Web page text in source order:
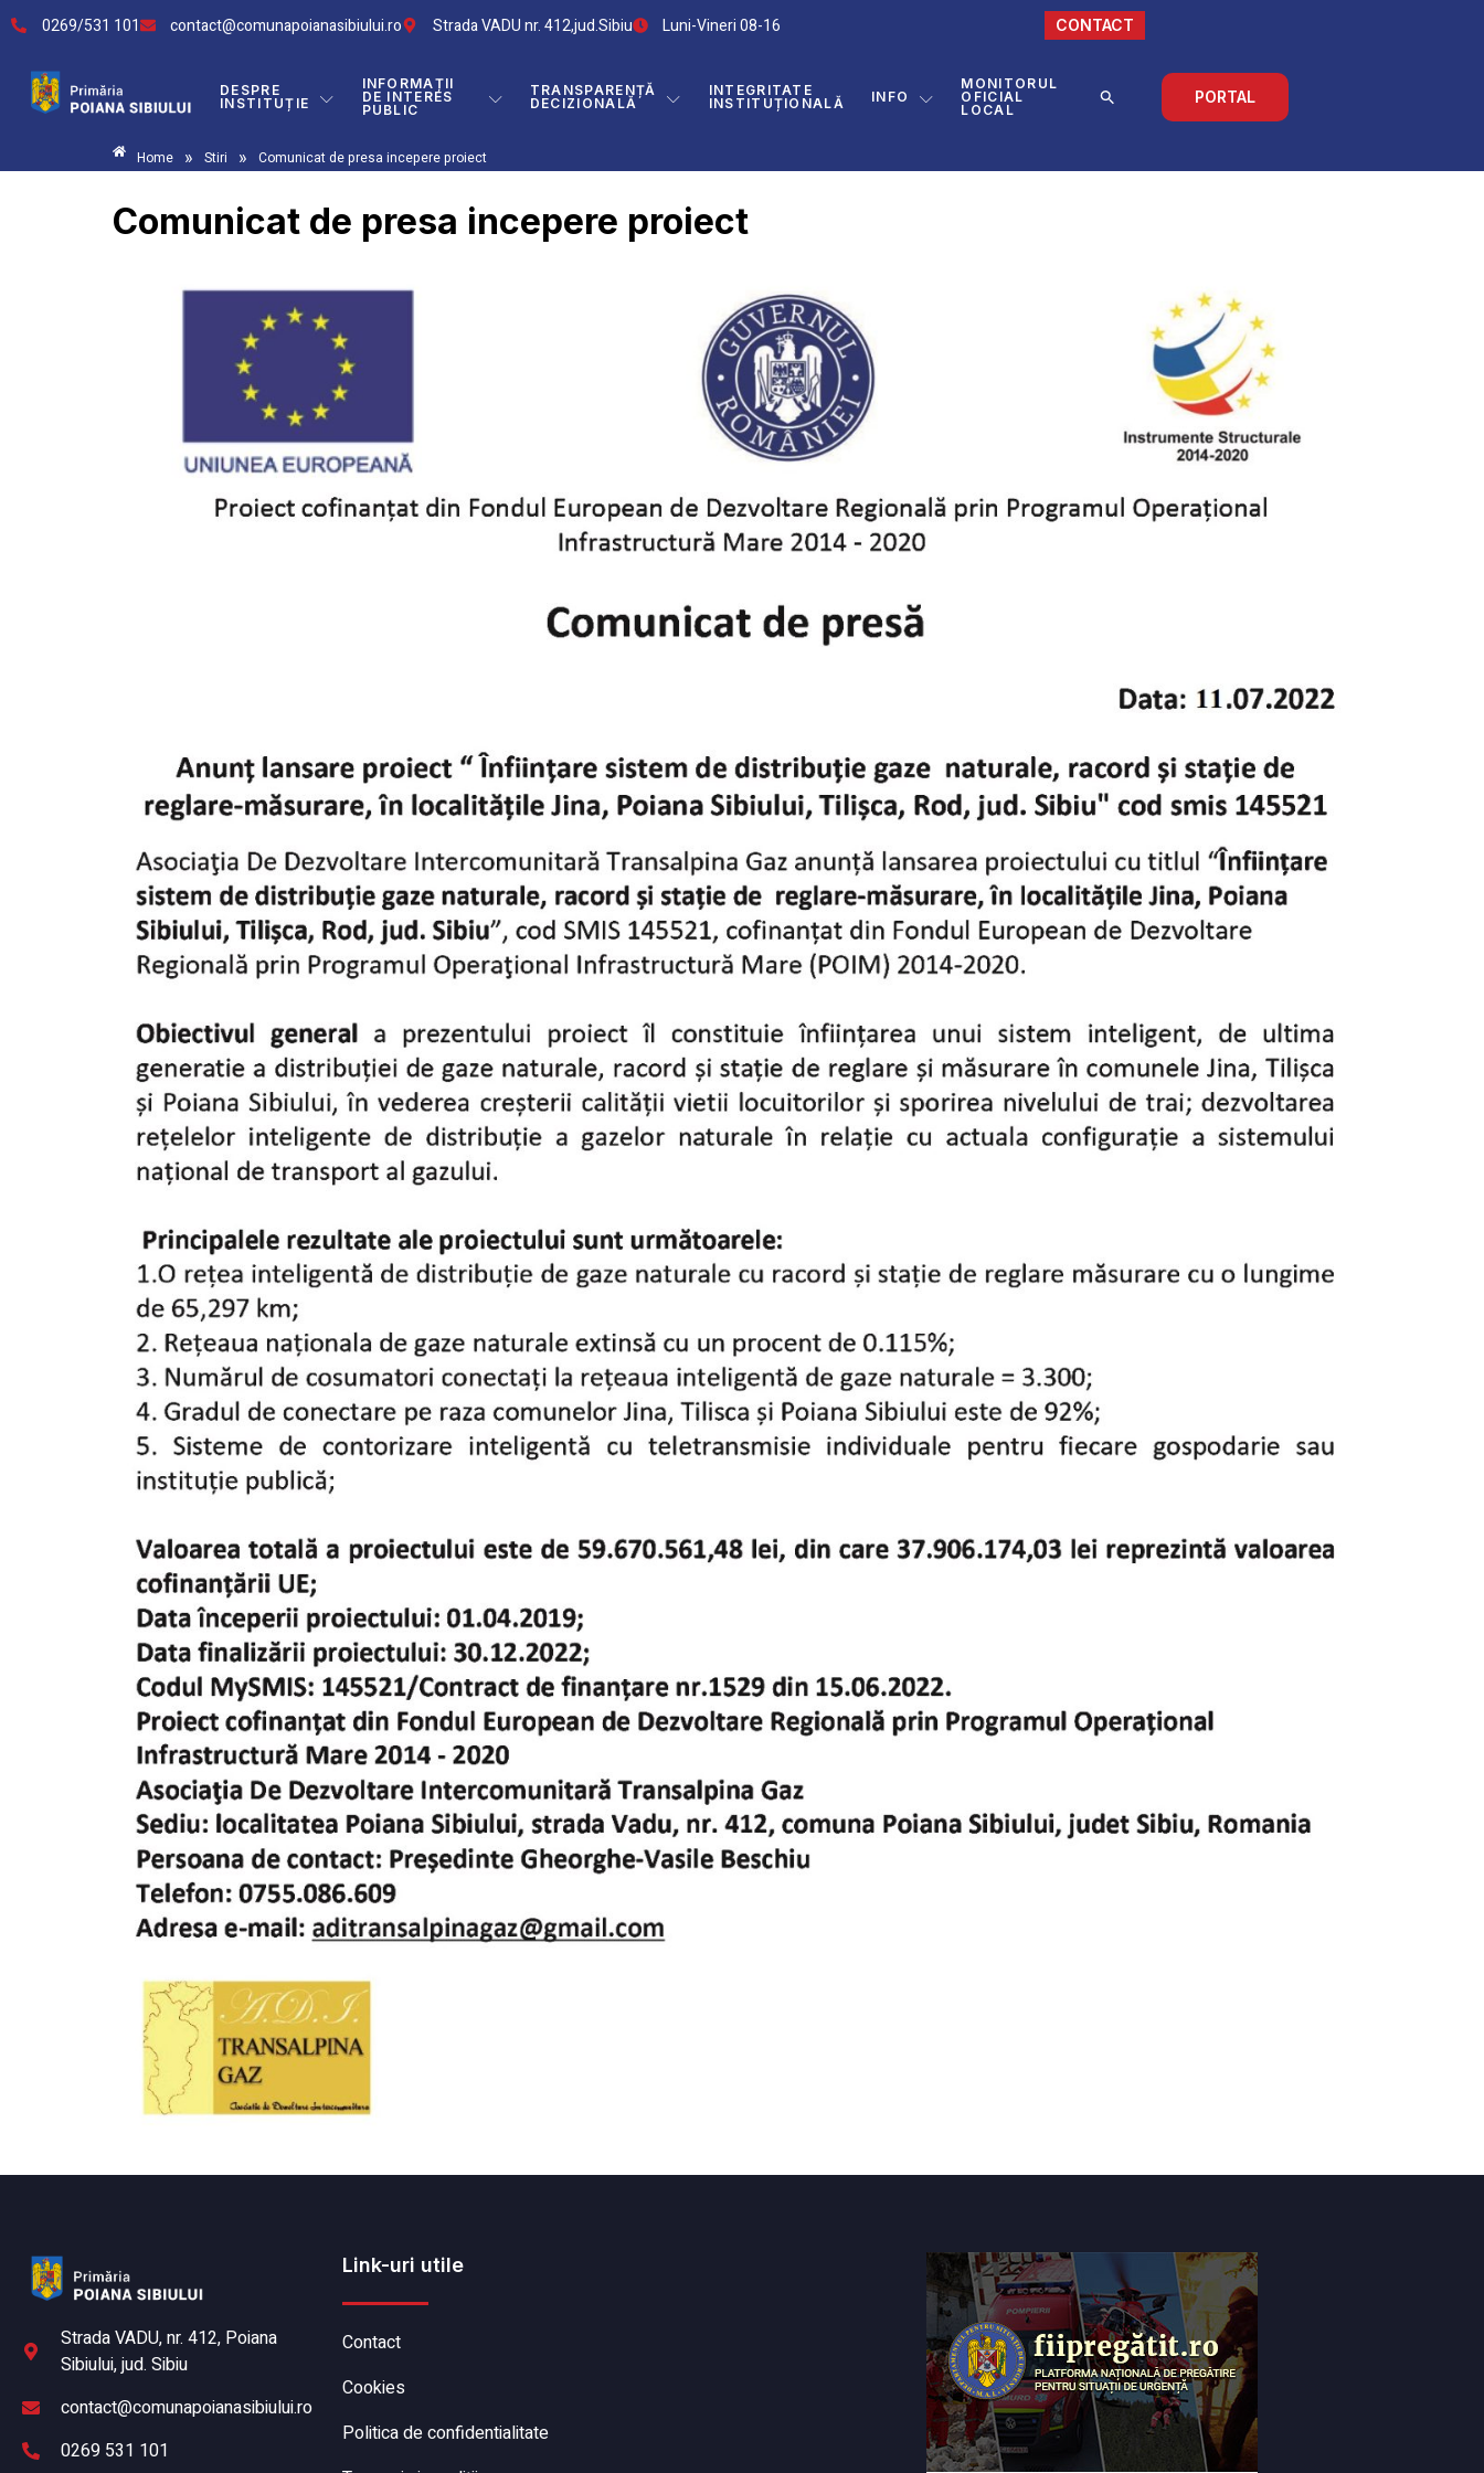
0269/531 101 contact@comunapoianasibiului.ro Strada VADU nr. 412,jud.Sibiu Luni-Vineri 08-16 CONTACT
DESPRE
INSTITUȚIE
INFORMAȚII
DE INTERES
PUBLIC
TRANSPARENȚĂ
DECIZIONALĂ
INTEGRITATE
INSTITUȚIONALĂ
INFO
MONITORUL
OFICIAL
LOCAL
PORTAL
Home » Stiri » Comunicat de presa incepere proiect
Comunicat de presa incepere proiect
Strada VADU, nr. 412, Poiana
Sibiului, jud. Sibiu
contact@comunapoianasibiului.ro
0269 531 101
Link-uri utile
Contact
Cookies
Politica de confidentialitate